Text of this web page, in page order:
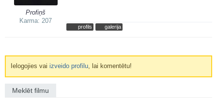
Profiņš
Karma: 207
profils galerija
Ielogojies vaiizveido profilu, lai komentētu!
Meklēt filmu